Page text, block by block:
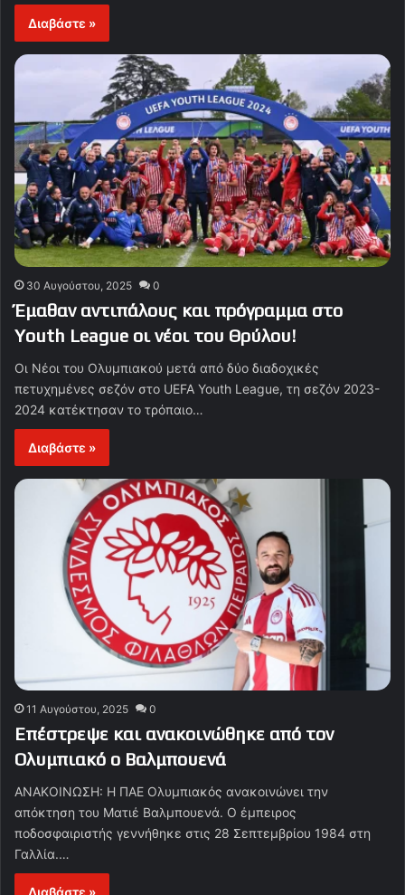
Διαβάστε »
30 Αυγούστου, 2025 0
Έμαθαν αντιπάλους και πρόγραμμα στο
Youth League οι νέοι του Θρύλου!
Οι Νέοι του Ολυμπιακού μετά από δύο διαδοχικές
πετυχημένες σεζόν στο UEFA Youth League, τη σεζόν 2023-
2024 κατέκτησαν το τρόπαιο…
Διαβάστε »
11 Αυγούστου, 2025 0
Επέστρεψε και ανακοινώθηκε από τον
Ολυμπιακό ο Βαλμπουενά
ΑΝΑΚΟΙΝΩΣΗ: Η ΠΑΕ Ολυμπιακός ανακοινώνει την
απόκτηση του Ματιέ Βαλμπουενά. Ο έμπειρος
ποδοσφαιριστής γεννήθηκε στις 28 Σεπτεμβρίου 1984 στη
Γαλλία.…